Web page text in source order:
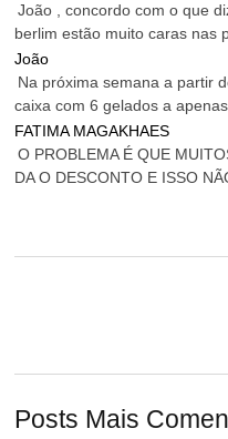
João , concordo com o que
berlim estão muito caras nas
João
Na próxima semana a partir
caixa com 6 gelados a
FATIMA MAGAKHAES
O PROBLEMA É QUE
DA O DESCONTO E ISSO
Posts Mais